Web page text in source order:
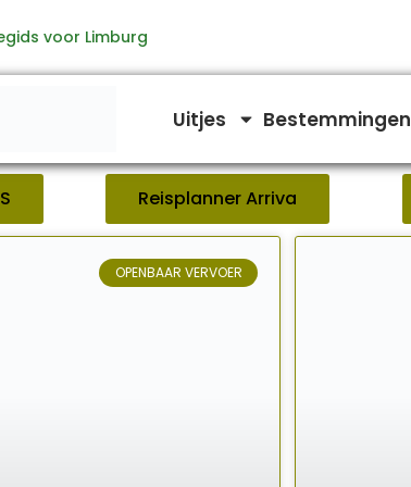
voor Limburg
Uitjes Bestemmingen
Reisplanner Arriva
OPENBAAR VERVOER